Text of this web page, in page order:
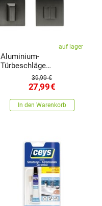
auf lager
Aluminium-
Türbeschläge
RK.C36.CORTINA.WC.ANT
39,99 €
27,99€
In den Warenkorb